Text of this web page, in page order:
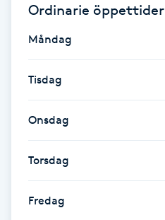
Idrottsmassage
IPL hårborttagning
IR-massage
Japansk massage
Ordinarie öppettider
Måndag
Tisdag
Onsdag
Torsdag
Fredag